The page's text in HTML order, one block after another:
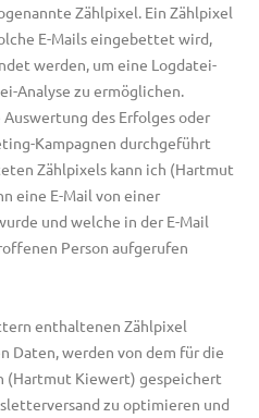
Zählpixel. Ein Zählpixel
E-Mails eingebettet wird,
werden, um eine Logdatei-
Analyse zu ermöglichen.
des Erfolges oder
Kampagnen durchgeführt
Zählpixels kann ich (Hartmut
eine E-Mail von einer
und welche in der E-Mail
Person aufgerufen
enthaltenen Zählpixel
Daten, werden von dem für die
(Hartmut Kiewert) gespeichert
zu optimieren und